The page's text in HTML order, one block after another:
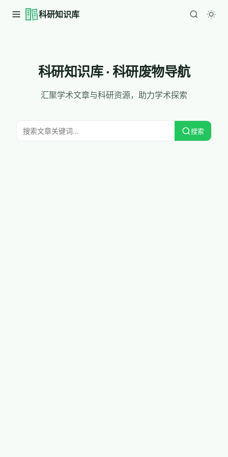
科研知识库
科研知识库 · 科研废物导航
汇聚学术文章与科研资源，助力学术探索
搜索